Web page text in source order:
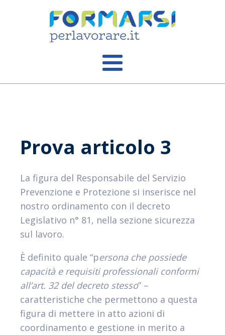
Prova articolo 3
La figura del Responsabile del Servizio
Prevenzione e Protezione si inserisce nel
nostro ordinamento con il decreto
Legislativo n° 81, nella sezione sicurezza
sul lavoro.
È definito quale “persona che possiede
capacità e requisiti professionali conformi
all’art. 32 del decreto stesso” –
caratteristiche che permettono a questa
figura di mettere in atto azioni di
coordinamento e gestione in merito a